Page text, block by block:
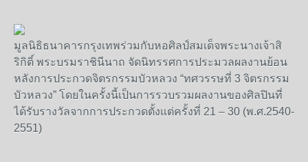
มูลนิธิธนาคารกรุงเทพร่วมกับหอศิลป์สมเด็จพระนางเจ้าสิ
ริกิติ์ พระบรมราชินีนาถ จัดนิทรรศการประมวลผลงานย้อน
หลังการประกวดจิตรกรรมบัวหลวง “ทศวรรษที่ 3 จิตรกรรม
บัวหลวง” โดยในครั้งนี้เป็นการรวบรวมผลงานของศิลปินที่
ได้รับรางวัลจากการประกวดตั้งแต่ครั้งที่ 21 – 30 (พ.ศ.2540-
2551)